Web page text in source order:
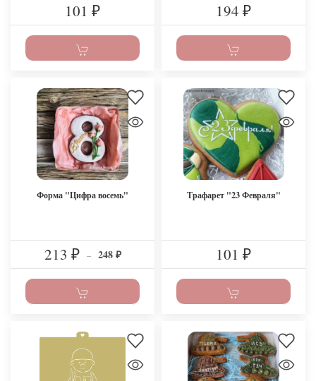
101 ₽ 194 ₽
Форма "Цифра восемь"
213 ₽ – 248 ₽
Трафарет "23 Февраля"
101 ₽